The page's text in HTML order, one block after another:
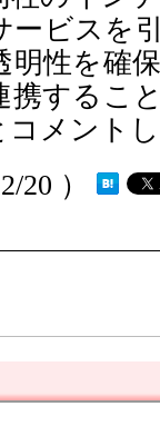
ービスを
明性を確
携するこ
メント
20 ）